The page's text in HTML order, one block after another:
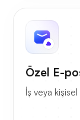
Özel E-
İş veya kişisel